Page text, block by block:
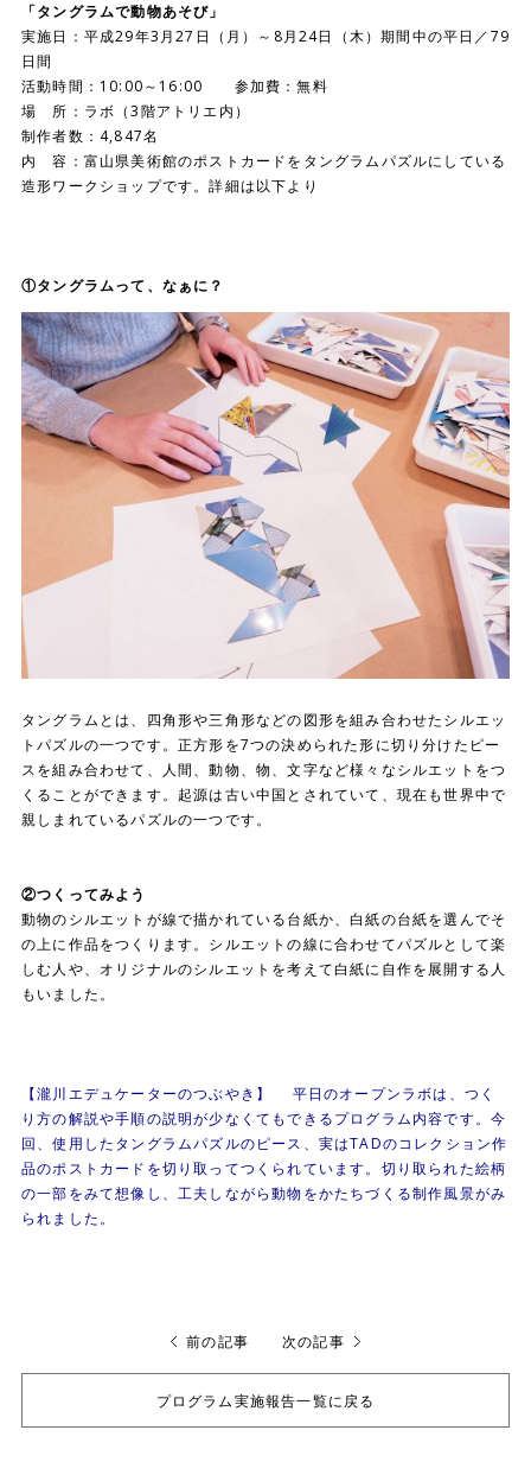
「タングラムで動物あそび」
実施日：平成29年3 月27 日（月）～8月24日（木）期間中の平日／79
日間
活動時間： 10:00～ 16:00 参加費：無料
場 所：ラボ（3階アトリエ内）
制作者数： 4,847名
内 容：富山県美術館のポストカードをタングラムパズルにしている
造形ワークショップです。詳細は以下より
①タングラムって、なぁに？
タングラムとは、四角形や三角形などの図形を組み合わせたシルエッ
トパズルの一つです。正方形を7つの決められた形に切り分けたピー
スを組み合わせて、人間、動物、物、文字など様々なシルエットをつ
くることができます。起源は古い中国とされていて、現在も世界中で
親しまれているパズルの一つです。
②つくってみよう
動物のシルエットが線で描かれている台紙か、白紙の台紙を選んでそ
の上に作品をつくります。シルエットの線に合わせてパズルとして楽
しむ人や、オリジナルのシルエットを考えて白紙に自作を展開する人
もいました。
【瀧川エデュケーターのつぶやき】 平日のオープンラボは、つく
り方の解説や手順の説明が少なくてもできるプログラム内容です。今
回、使用したタングラムパズルのピース、実はTADのコレクション作
品のポストカードを切り取ってつくられています。切り取られた絵柄
の一部をみて想像し、工夫しながら動物をかたちづくる制作風景がみ
られました。
前の記事
プログラム実施報告一覧に戻る
次の記事